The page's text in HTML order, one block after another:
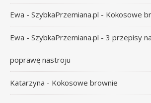
Ewa - SzybkaPrzemiana.pl - Kokosowe
Ewa - SzybkaPrzemiana.pl - 3 przepisy
poprawę nastroju
Katarzyna - Kokosowe brownie